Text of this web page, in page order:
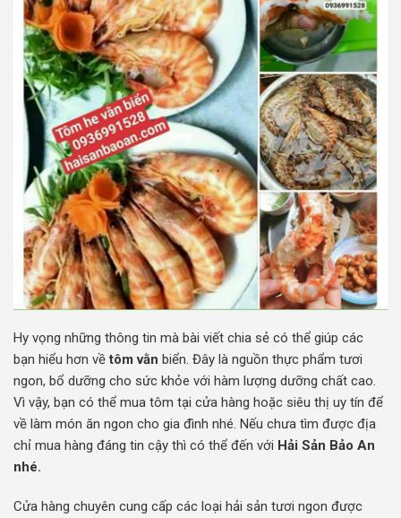
Hy vọng những thông tin mà bài viết chia sẻ có thể giúp các
bạn hiểu hơn vềtôm vằn biển. Đây là nguồn thực phẩm tươi
ngon, bổ dưỡng cho sức khỏe với hàm lượng dưỡng chất cao.
Vì vậy, bạn có thể mua tôm tại cửa hàng hoặc siêu thị uy tín để
về làm món ăn ngon cho gia đình nhé. Nếu chưa tìm được địa
chỉ mua hàng đáng tin cậy thì có thể đến với Hải Sản Bảo An
nhé.
Cửa hàng chuyên cung cấp các loại hải sản tươi ngon được